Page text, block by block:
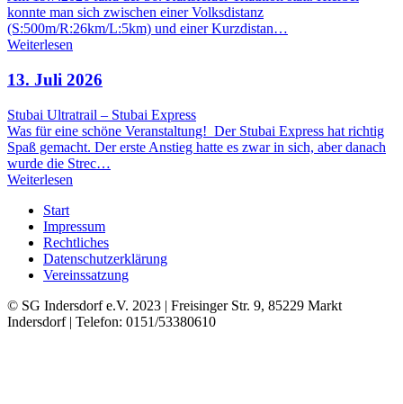
konnte man sich zwischen einer Volksdistanz
(S:500m/R:26km/L:5km) und einer Kurzdistan…
Weiterlesen
13. Juli 2026
Stubai Ultratrail – Stubai Express
Was für eine schöne Veranstaltung! Der Stubai Express hat richtig
Spaß gemacht. Der erste Anstieg hatte es zwar in sich, aber danach
wurde die Strec…
Weiterlesen
Start
Impressum
Rechtliches
Datenschutzerklärung
Vereinssatzung
© SG Indersdorf e.V. 2023 | Freisinger Str. 9, 85229 Markt
Indersdorf | Telefon: 0151/53380610